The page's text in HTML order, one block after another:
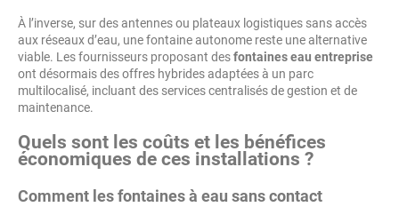
À l’inverse, sur des antennes ou plateaux logistiques sans accès
aux réseaux d’eau, une fontaine autonome reste une alternative
viable. Les fournisseurs proposant desfontaines eau entreprise
ont désormais des offres hybrides adaptées à un parc
multilocalisé, incluant des services centralisés de gestion et de
maintenance.
Quels sont les coûts et les bénéfices
économiques de ces installations ?
Comment les fontaines à eau sans contact